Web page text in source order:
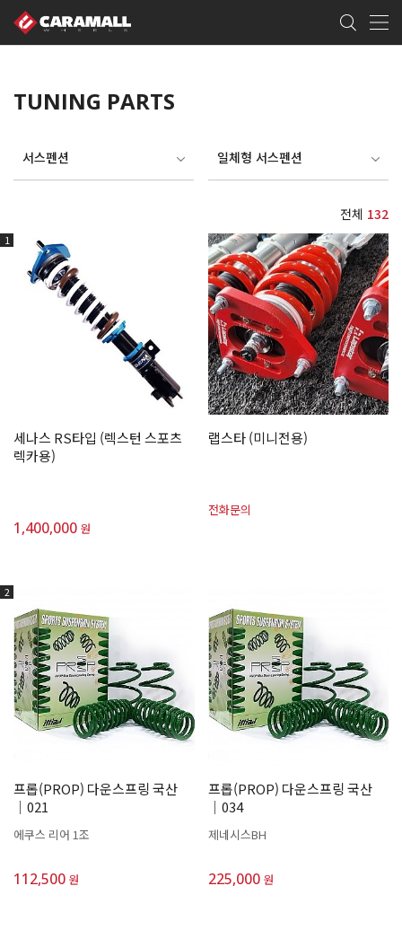
TUNING PARTS
서스펜션 일체형 서스펜션
전체 132
1
세나스 RS타입 (렉스턴 스포츠
렉카용)
1,400,000 원
랩스타 (미니전용)
전화문의
2
프롭(PROP) 다운스프링 국산
│021
에쿠스 리어 1조
112,500 원
프롭(PROP) 다운스프링 국산
│034
제네시스BH
225,000 원